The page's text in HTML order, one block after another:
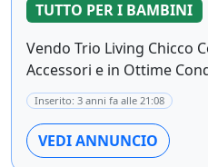
TUTTO PER I BAMBINI
Vendo Trio Living Chicco
Accessori e in Ottime
Inserito: 3 anni fa alle 21:08
VEDI ANNUNCIO